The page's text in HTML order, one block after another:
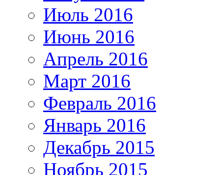
Июль 2016
Июнь 2016
Апрель 2016
Март 2016
Февраль 2016
Январь 2016
Декабрь 2015
Ноябрь 2015